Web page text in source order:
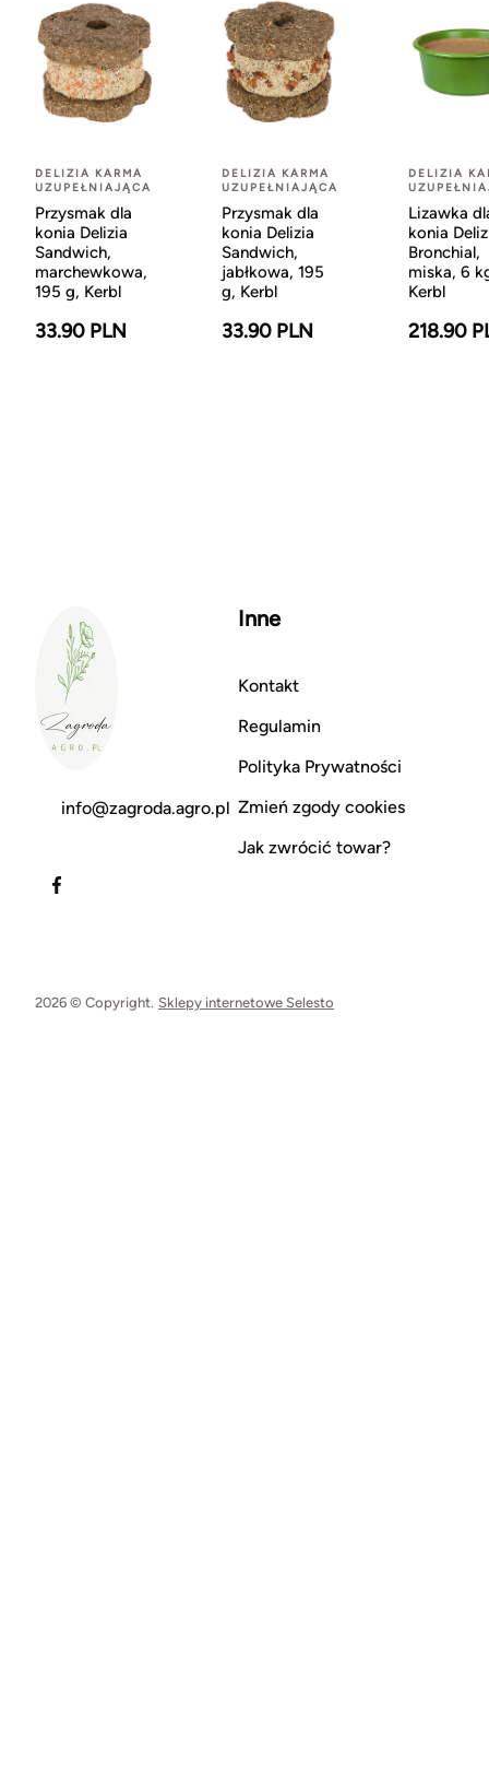
DELIZIA KARMA
UZUPEŁNIAJĄCA
Przysmak dla
konia Delizia
Sandwich,
marchewkowa,
195 g, Kerbl
33.90 PLN
DELIZIA KARMA
UZUPEŁNIAJĄCA
Przysmak dla
konia Delizia
Sandwich,
jabłkowa, 195
g, Kerbl
33.90 PLN
DELIZIA
Lizawka
konia
Bronchial,
miska, 6
Kerbl
218.90
info@zagroda.agro.pl
Inne
Kontakt
Regulamin
Polityka Prywatności
Zmień zgody cookies
Jak zwrócić towar?
2026 © Copyright. Sklepy internetowe Selesto